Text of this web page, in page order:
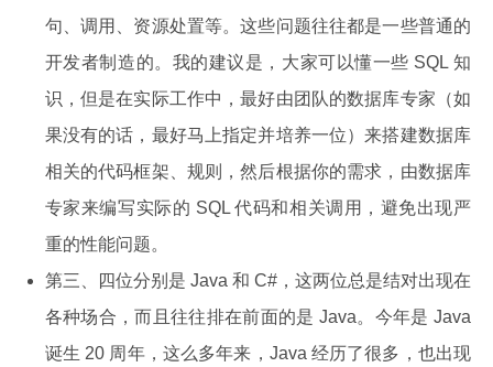
句、调用、资源处置等。这些问题往往都是一些普通的
开发者制造的。我的建议是，大家可以懂一些 SQL 知
识，但是在实际工作中，最好由团队的数据库专家（如
果没有的话，最好马上指定并培养一位）来搭建数据库
相关的代码框架、规则，然后根据你的需求，由数据库
专家来编写实际的 SQL 代码和相关调用，避免出现严
重的性能问题。
第三、四位分别是 Java 和 C#，这两位总是结对出现在
各种场合，而且往往排在前面的是 Java。今年是 Java
诞生 20 周年，这么多年来，Java 经历了很多，也出现